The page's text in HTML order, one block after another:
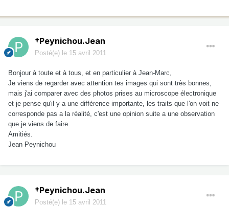
†Peynichou.Jean
Posté(e) le 15 avril 2011
Bonjour à toute et à tous, et en particulier à Jean-Marc,
Je viens de regarder avec attention tes images qui sont très bonnes,
mais j'ai comparer avec des photos prises au microscope électronique
et je pense qu'il y a une différence importante, les traits que l'on voit ne
corresponde pas a la réalité, c'est une opinion suite a une observation
que je viens de faire.
Amitiés.
Jean Peynichou
†Peynichou.Jean
Posté(e) le 15 avril 2011